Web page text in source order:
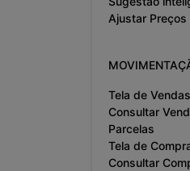
Ajustar Preços
Tela de Vendas
Consultar
Parcelas
Tela de
Consultar